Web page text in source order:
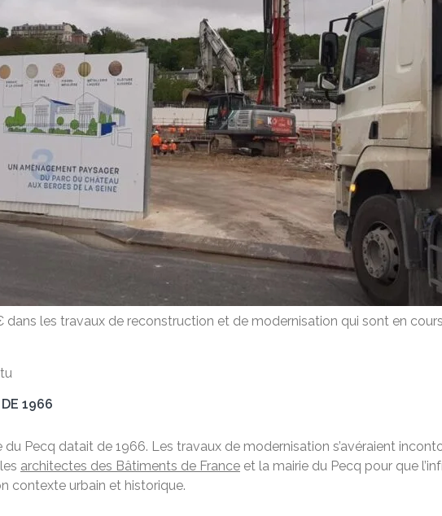
dans les travaux de reconstruction et de modernisation qui sont en
DE 1966
du Pecq datait de 1966. Les travaux de modernisation s’avéraient
architectes des Bâtiments de France et la mairie du Pecq pour que
contexte urbain et historique.